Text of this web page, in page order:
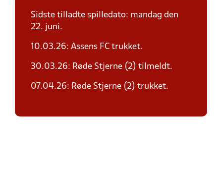
Sidste tilladte spilledato: mandag den
22. juni.
10.03.26: Assens FC trukket.
30.03.26: Røde Stjerne (2) tilmeldt.
07.04.26: Røde Stjerne (2) trukket.